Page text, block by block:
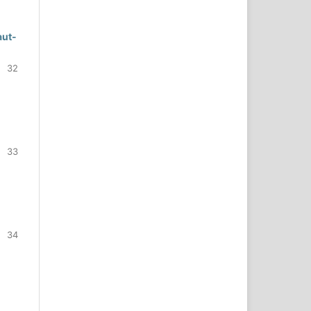
32
33
34